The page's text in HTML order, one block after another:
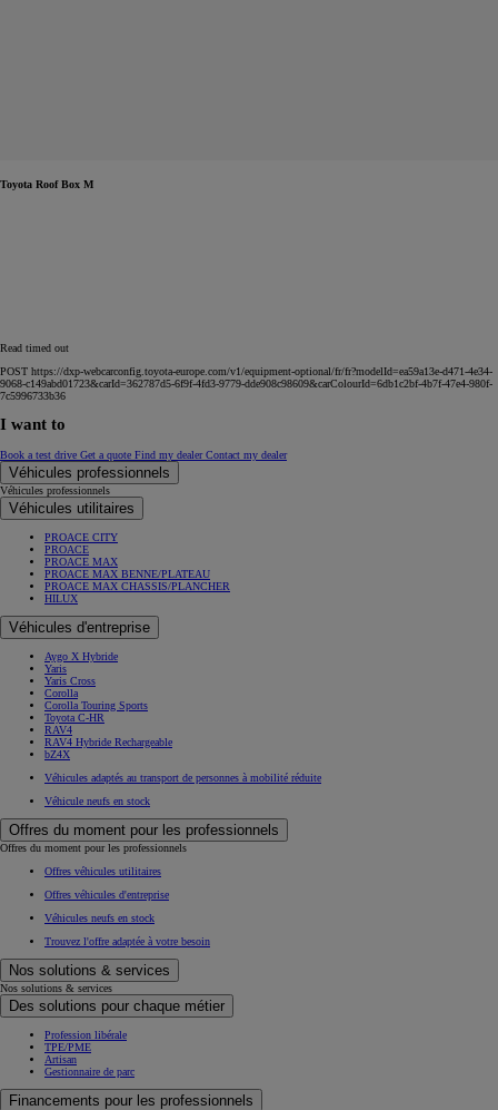
Toyota Roof Box M
Read timed out
POST https://dxp-webcarconfig.toyota-europe.com/v1/equipment-optional/fr/fr?modelId=ea59a13e-d471-4e34-
9068-c149abd01723&carId=362787d5-6f9f-4fd3-9779-dde908c98609&carColourId=6db1c2bf-4b7f-47e4-980f-
7c5996733b36
I want to
Book a test drive Get a quote Find my dealerContact my dealer
Véhicules professionnels
Véhicules professionnels
Véhicules utilitaires
PROACE CITY
PROACE
PROACE MAX
PROACE MAX BENNE/PLATEAU
PROACE MAX CHASSIS/PLANCHER
HILUX
Véhicules d'entreprise
Aygo X Hybride
Yaris
Yaris Cross
Corolla
Corolla Touring Sports
Toyota C-HR
RAV4
RAV4 Hybride Rechargeable
bZ4X
Véhicules adaptés au transport de personnes à mobilité réduite
Véhicule neufs en stock
Offres du moment pour les professionnels
Offres du moment pour les professionnels
Offres véhicules utilitaires
Offres véhicules d'entreprise
Véhicules neufs en stock
Trouvez l'offre adaptée à votre besoin
Nos solutions & services
Nos solutions & services
Des solutions pour chaque métier
Profession libérale
TPE/PME
Artisan
Gestionnaire de parc
Financements pour les professionnels